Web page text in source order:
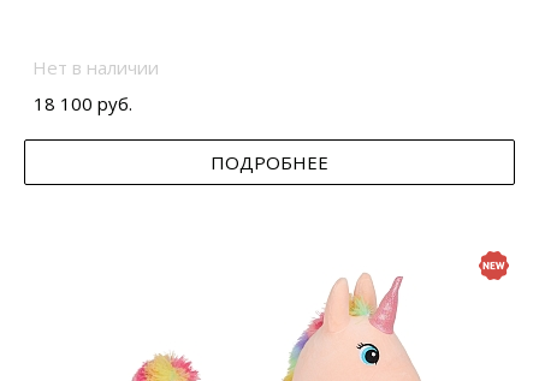
Нет в наличии
18 100 руб.
ПОДРОБНЕЕ